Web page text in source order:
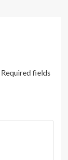
Required fields